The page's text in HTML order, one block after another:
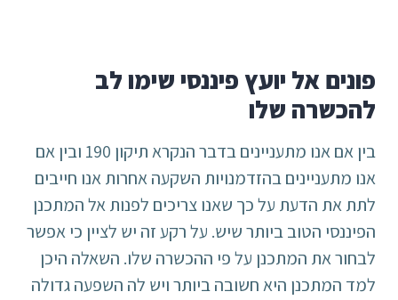
פונים אל יועץ פיננסי שימו לב
להכשרה שלו
בין אם אנו מתעניינים בדבר הנקרא תיקון 190 ובין אם
אנו מתעניינים בהזדמנויות השקעה אחרות אנו חייבים
לתת את הדעת על כך שאנו צריכים לפנות אל המתכנן
הפיננסי הטוב ביותר שיש. על רקע זה יש לציין כי אפשר
לבחור את המתכנן על פי ההכשרה שלו. השאלה היכן
למד המתכנן היא חשובה ביותר ויש לה השפעה גדולה